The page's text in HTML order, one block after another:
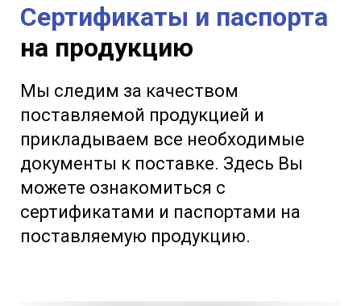
Сертификаты и паспорта
на продукцию
Мы следим за качеством
поставляемой продукцией и
прикладываем все необходимые
документы к поставке. Здесь Вы
можете ознакомиться с
сертификатами и паспортами на
поставляемую продукцию.